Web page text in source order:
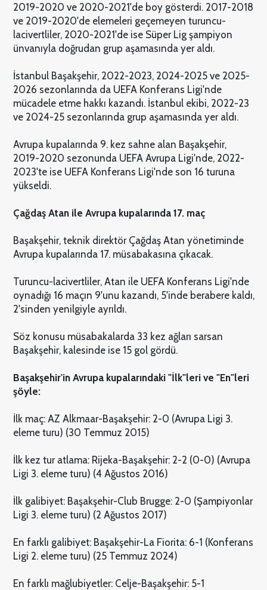
2019-2020 ve 2020-2021'de boy gösterdi. 2017-2018
ve 2019-2020'de elemeleri geçemeyen turuncu-
lacivertliler, 2020-2021'de ise Süper Lig şampiyon
ünvanıyla doğrudan grup aşamasında yer aldı.
İstanbul Başakşehir, 2022-2023, 2024-2025 ve 2025-
2026 sezonlarında da UEFA Konferans Ligi'nde
mücadele etme hakkı kazandı. İstanbul ekibi, 2022-23
ve 2024-25 sezonlarında grup aşamasında yer aldı.
Avrupa kupalarında 9. kez sahne alan Başakşehir,
2019-2020 sezonunda UEFA Avrupa Ligi'nde, 2022-
2023'te ise UEFA Konferans Ligi'nde son 16 turuna
yükseldi.
Çağdaş Atan ile Avrupa kupalarında 17. maç
Başakşehir, teknik direktör Çağdaş Atan yönetiminde
Avrupa kupalarında 17. müsabakasına çıkacak.
Turuncu-lacivertliler, Atan ile UEFA Konferans Ligi'nde
oynadığı 16 maçın 9'unu kazandı, 5'inde berabere kaldı,
2'sinden yenilgiyle ayrıldı.
Söz konusu müsabakalarda 33 kez ağları sarsan
Başakşehir, kalesinde ise 15 gol gördü.
Başakşehir'in Avrupa kupalarındaki "İlk"leri ve "En"leri
şöyle:
İlk maç: AZ Alkmaar-Başakşehir: 2-0 (Avrupa Ligi 3.
eleme turu) (30 Temmuz 2015)
İlk kez tur atlama: Rijeka-Başakşehir: 2-2 (0-0) (Avrupa
Ligi 3. eleme turu) (4 Ağustos 2016)
İlk galibiyet: Başakşehir-Club Brugge: 2-0 (Şampiyonlar
Ligi 3. eleme turu) (2 Ağustos 2017)
En farklı galibiyet: Başakşehir-La Fiorita: 6-1 (Konferans
Ligi 2. eleme turu) (25 Temmuz 2024)
En farklı mağlubiyetler: Celje-Başakşehir: 5-1